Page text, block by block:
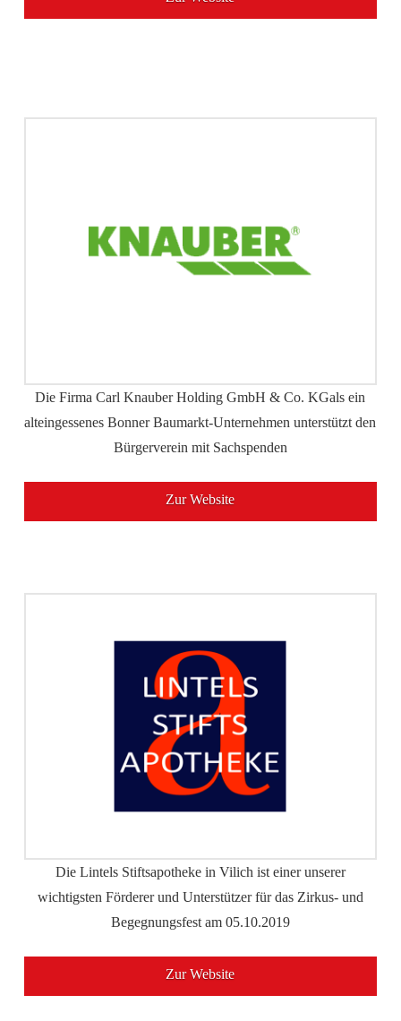
Die Firma Carl Knauber Holding GmbH & Co. KGals ein
alteingessenes Bonner Baumarkt-Unternehmen unterstützt den
Bürgerverein mit Sachspenden
Zur Website
Die Lintels Stiftsapotheke in Vilich ist einer unserer
wichtigsten Förderer und Unterstützer für das Zirkus- und
Begegnungsfest am 05.10.2019
Zur Website